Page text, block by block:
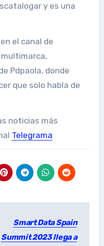
y es una
el canal de
Pdpaola, donde
que solo habla de
noticias más
Telegrama
Smart Data Spain
Summit 2023 llega a